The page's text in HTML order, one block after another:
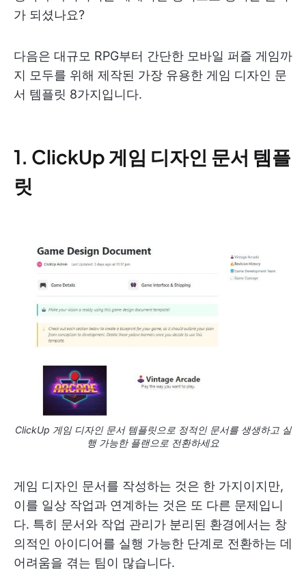
가 되셨나요?
다음은 대규모 RPG부터 간단한 모바일 퍼즐 게임까
지 모두를 위해 제작된 가장 유용한 게임 디자인 문
서 템플릿 8가지입니다.
1. ClickUp 게임 디자인 문서 템플
릿
ClickUp 게임 디자인 문서 템플릿으로 정적인 문서를 생생하고 실
행 가능한 플랜으로 전환하세요
게임 디자인 문서를 작성하는 것은 한 가지이지만,
이를 일상 작업과 연계하는 것은 또 다른 문제입니
다. 특히 문서와 작업 관리가 분리된 환경에서는 창
의적인 아이디어를 실행 가능한 단계로 전환하는 데
어려움을 겪는 팀이 많습니다.